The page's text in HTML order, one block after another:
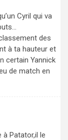
Cyril qui va
des
à ta hauteur et
certain Yannick
de match en
à Patator,il le